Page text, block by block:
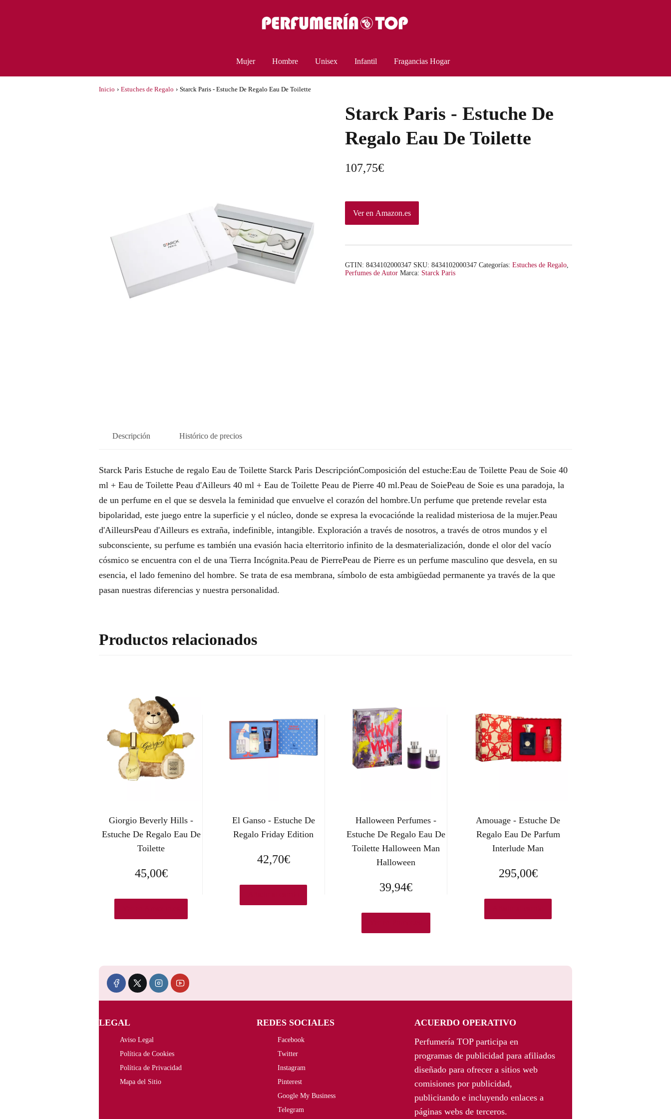
Mujer Hombre Unisex Infantil Fragancias Hogar
Inicio › Estuches de Regalo › Starck Paris - Estuche De Regalo Eau De Toilette
Starck Paris - Estuche De
Regalo Eau De Toilette
107,75€
Ver en Amazon.es
GTIN: 8434102000347 SKU: 8434102000347 Categorías: Estuches de Regalo,
Perfumes de Autor Marca: Starck Paris
Descripción Histórico de precios
Starck Paris Estuche de regalo Eau de Toilette Starck Paris DescripciónComposición del estuche:Eau de Toilette Peau de Soie 40
ml + Eau de Toilette Peau d'Ailleurs 40 ml + Eau de Toilette Peau de Pierre 40 ml.Peau de SoiePeau de Soie es una paradoja, la
de un perfume en el que se desvela la feminidad que envuelve el corazón del hombre.Un perfume que pretende revelar esta
bipolaridad, este juego entre la superficie y el núcleo, donde se expresa la evocaciónde la realidad misteriosa de la mujer.Peau
d'AilleursPeau d'Ailleurs es extraña, indefinible, intangible. Exploración a través de nosotros, a través de otros mundos y el
subconsciente, su perfume es también una evasión hacia elterritorio infinito de la desmaterialización, donde el olor del vacío
cósmico se encuentra con el de una Tierra Incógnita.Peau de PierrePeau de Pierre es un perfume masculino que desvela, en su
esencia, el lado femenino del hombre. Se trata de esa membrana, símbolo de esta ambigüedad permanente ya través de la que
pasan nuestras diferencias y nuestra personalidad.
Productos relacionados
Giorgio Beverly Hills -
Estuche De Regalo Eau De
Toilette
45,00€
El Ganso - Estuche De
Regalo Friday Edition
42,70€
Halloween Perfumes -
Estuche De Regalo Eau De
Toilette Halloween Man
Halloween
39,94€
Amouage - Estuche De
Regalo Eau De Parfum
Interlude Man
295,00€
LEGAL
Aviso Legal
Política de Cookies
Política de Privacidad
Mapa del Sitio
REDES SOCIALES
Facebook
Twitter
Instagram
Pinterest
Google My Business
Telegram
ACUERDO OPERATIVO
Perfumería TOP participa en
programas de publicidad para afiliados
diseñado para ofrecer a sitios web
comisiones por publicidad,
publicitando e incluyendo enlaces a
páginas webs de terceros.